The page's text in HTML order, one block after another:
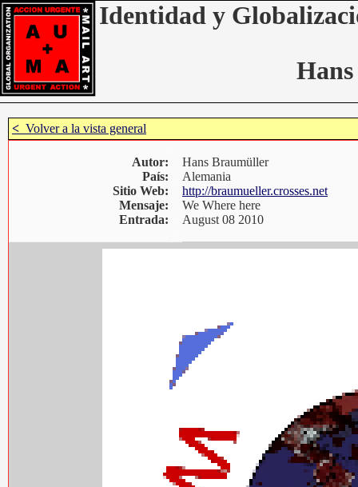
Identidad y
< Volver a la vista general
Autor:
País:
Sitio Web:
Mensaje:
Hans Braumüller
Alemania
http://braumueller.crosses.net
We Where here
Entrada:
August 08 2010